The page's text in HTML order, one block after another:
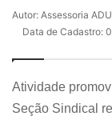
Autor: Assessoria
Data de Cadastro:
Atividade
Seção Sindical